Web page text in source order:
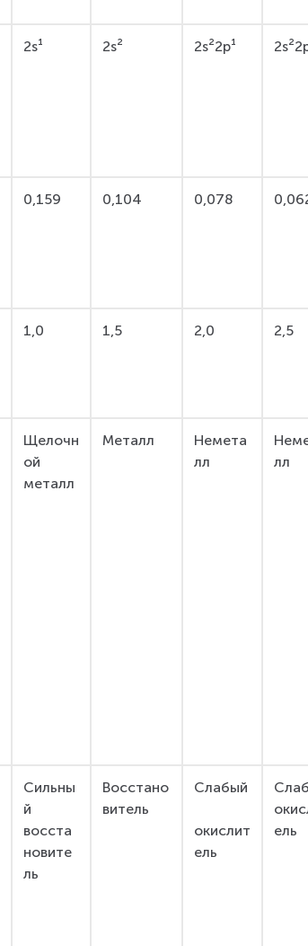
2s¹ 2s² 2s²2p¹
0,159 0,104 0,078
1,0 1,5 2,0 2,5
Щелочн
ой
металл
Металл
Немета
лл
лл
Сильны
й
восста
новите
ль
Восстано
витель
Слабый
окислит
ель
ель